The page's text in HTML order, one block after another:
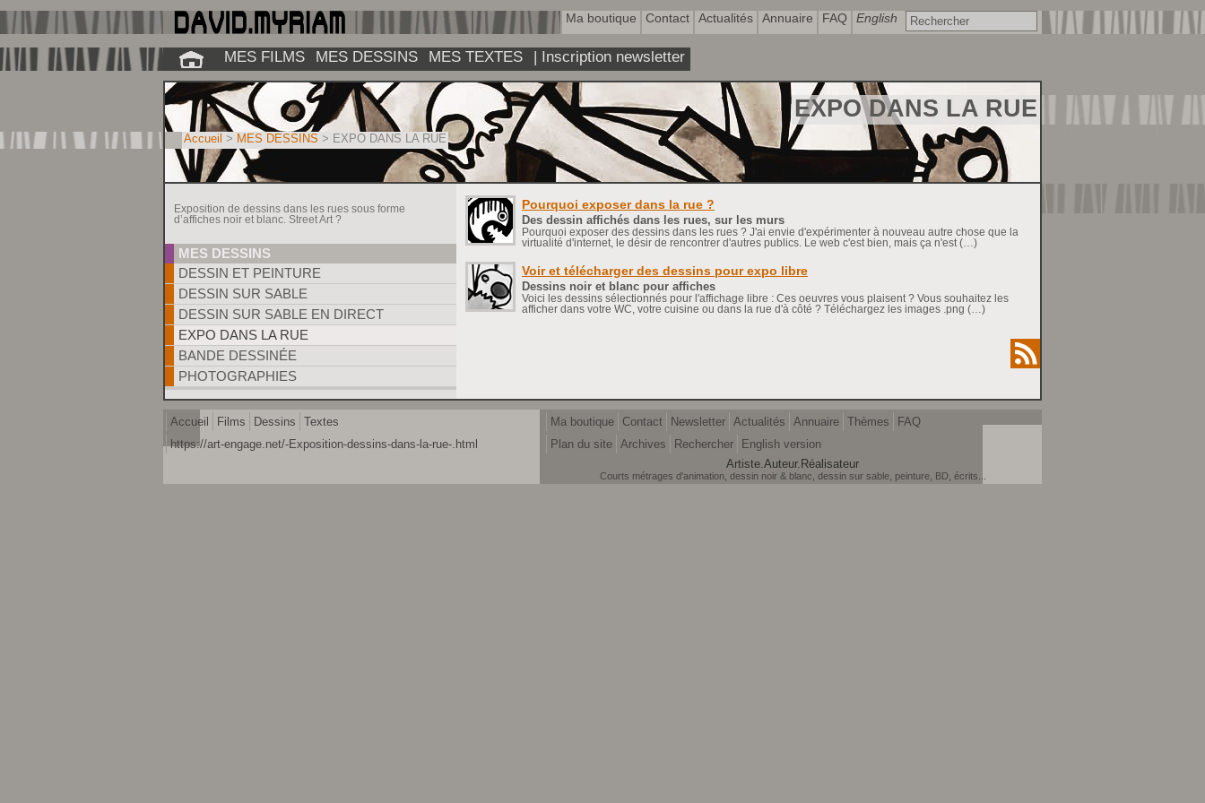
Exposition de dessins dans les rues sous forme
d’affiches noir et blanc. Street Art ?
MES DESSINS
DESSIN ET PEINTURE
DESSIN SUR SABLE
DESSIN SUR SABLE EN DIRECT
EXPO DANS LA RUE
BANDE DESSINÉE
PHOTOGRAPHIES
Pourquoi exposer dans la rue ?
Des dessin affichés dans les rues, sur les murs
Pourquoi exposer des dessins dans les rues ? J'ai envie d'expérimenter à nouveau autre chose que la
virtualité d'internet, le désir de rencontrer d'autres publics. Le web c'est bien, mais ça n'est (…)
Voir et télécharger des dessins pour expo libre
Dessins noir et blanc pour affiches
Voici les dessins sélectionnés pour l'affichage libre : Ces oeuvres vous plaisent ? Vous souhaitez les
afficher dans votre WC, votre cuisine ou dans la rue d'à côté ? Téléchargez les images .png (…)
EXPO DANS LA RUE
Accueil > MES DESSINS > EXPO DANS LA RUE
Accueil Films Dessins
Textes
https://art-engage.net/-Exposition-dessins-dans-la-rue-.html
Ma boutique Contact Newsletter Actualités Annuaire Thèmes
FAQ
Plan du site Archives Rechercher
English version
Artiste.Auteur.Réalisateur
Courts métrages d'animation, dessin noir & blanc, dessin sur sable, peinture, BD, écrits...
Ma boutique Contact Actualités Annuaire FAQ English
MES FILMS MES DESSINS MES TEXTES | Inscription newsletter